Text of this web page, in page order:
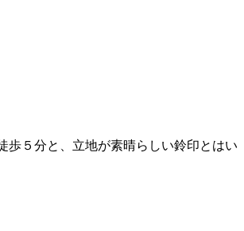
歩５分と、立地が素晴らしい鈴印とはい